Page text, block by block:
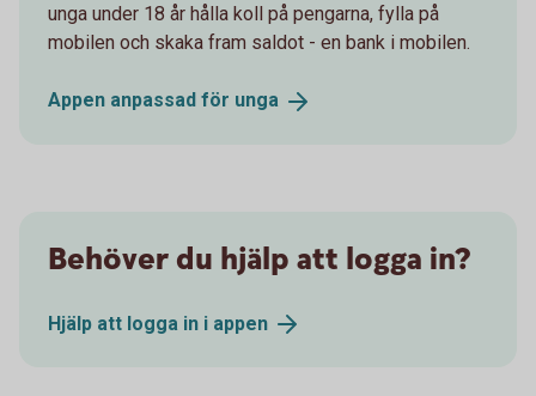
unga under 18 år hålla koll på pengarna, fylla på
mobilen och skaka fram saldot - en bank i mobilen.
Appen anpassad för unga
Behöver du hjälp att logga in?
Hjälp att logga in i appen